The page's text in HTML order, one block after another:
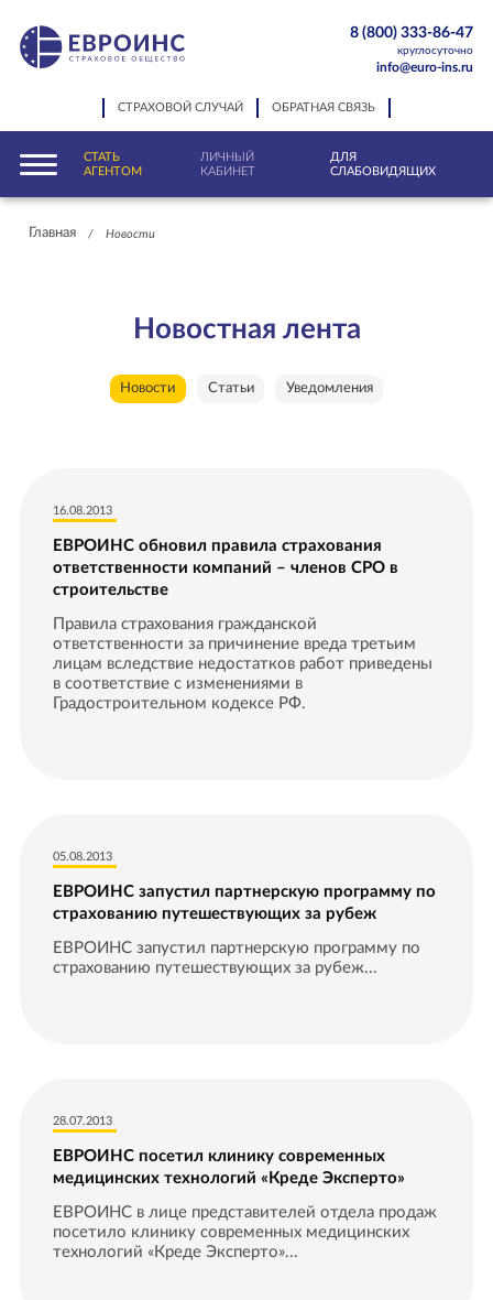
СТРАХОВОЙ СЛУЧАЙ ОБРАТНАЯ СВЯЗЬ
8 (800) 333-86-47
круглосуточно
info@euro-ins.ru
СТАТЬ
АГЕНТОМ
ЛИЧНЫЙ
КАБИНЕТ
ДЛЯ
СЛАБОВИДЯЩИХ
Главная / Новости
Новостная лента
Новости Статьи Уведомления
16.08.2013
ЕВРОИНС обновил правила страхования
ответственности компаний – членов СРО в
строительстве
Правила страхования гражданской
ответственности за причинение вреда третьим
лицам вследствие недостатков работ приведены
в соответствие с изменениями в
Градостроительном кодексе РФ.
05.08.2013
ЕВРОИНС запустил партнерскую программу по
страхованию путешествующих за рубеж
ЕВРОИНС запустил партнерскую программу по
страхованию путешествующих за рубеж...
28.07.2013
ЕВРОИНС посетил клинику современных
медицинских технологий «Креде Эксперто»
ЕВРОИНС в лице представителей отдела продаж
посетило клинику современных медицинских
технологий «Креде Эксперто»...